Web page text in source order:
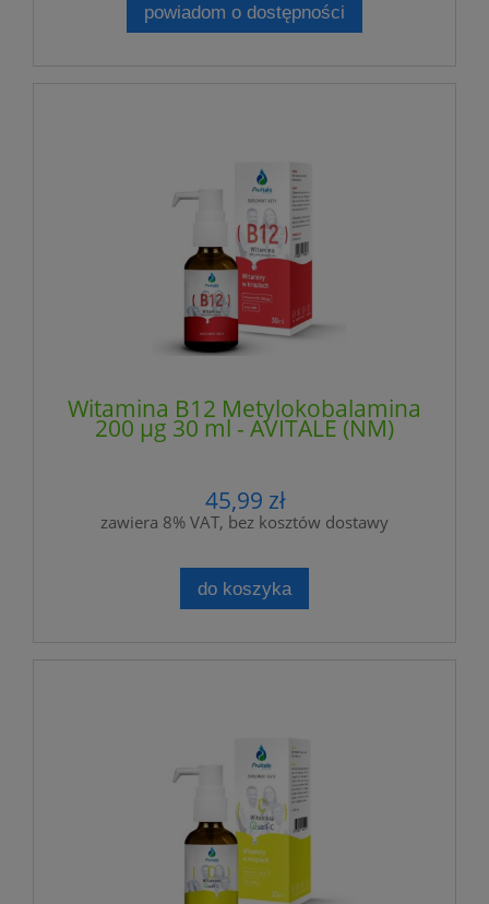
powiadom o dostępności
Witamina B12 Metylokobalamina
200 µg 30 ml - AVITALE (NM)
45,99 zł
zawiera 8% VAT, bez kosztów dostawy
do koszyka